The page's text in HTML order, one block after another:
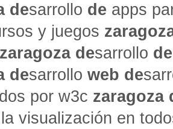
desarrollo de apps
y juegos
zaragoza desarrollo de
desarrollo web de
por w3c zaragoza
visualización en